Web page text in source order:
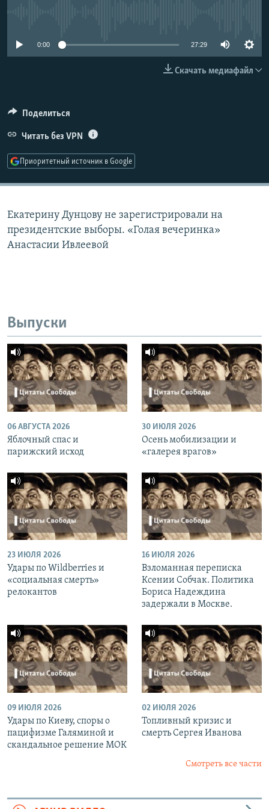
0:00 27:29
Скачать медиафайл
Поделиться
Читать без VPN
Приоритетный источник в Google
Екатерину Дунцову не зарегистрировали на
президентские выборы. «Голая вечеринка»
Анастасии Ивлеевой
Выпуски
06 АВГУСТА 2026
Яблочный спас и
парижский исход
30 ИЮЛЯ 2026
Осень мобилизации и
«галерея врагов»
23 ИЮЛЯ 2026
Удары по Wildberries и
«социальная смерть»
релокантов
16 ИЮЛЯ 2026
Взломанная переписка
Ксении Собчак. Политика
Бориса Надеждина
задержали в Москве.
09 ИЮЛЯ 2026
Удары по Киеву, споры о
пацифизме Галяминой и
скандальное решение МОК
02 ИЮЛЯ 2026
Топливный кризис и
смерть Сергея Иванова
Смотреть все части